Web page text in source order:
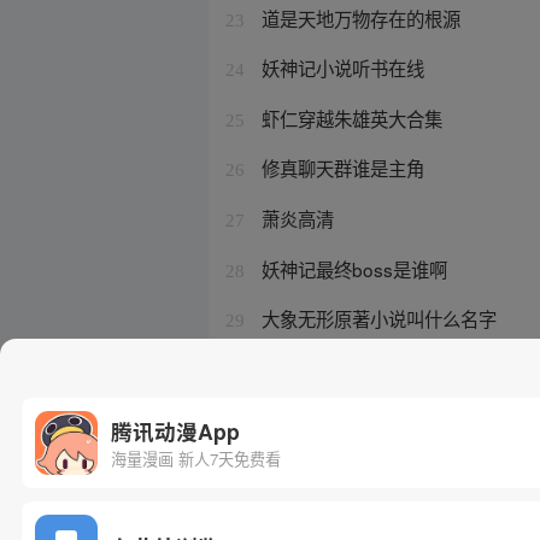
23 道是天地万物存在的根源
24 妖神记小说听书在线
25 虾仁穿越朱雄英大合集
26 修真聊天群谁是主角
27 萧炎高清
28 妖神记最终boss是谁啊
29 大象无形原著小说叫什么名字
腾讯动漫App
海量漫画 新人7天免费看